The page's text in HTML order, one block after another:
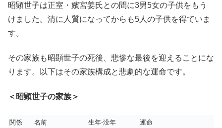
昭顕世子は正室・嬪宮姜氏との間に3男5女の子供をもう
けました。清に人質になってからも5人の子供を得ていま
す。
その家族も昭顕世子の死後、悲惨な最後を迎えることにな
ります。以下はその家族構成と悲劇的な運命です。
＜昭顕世子の家族＞
関係 名前 生年-没年
運命